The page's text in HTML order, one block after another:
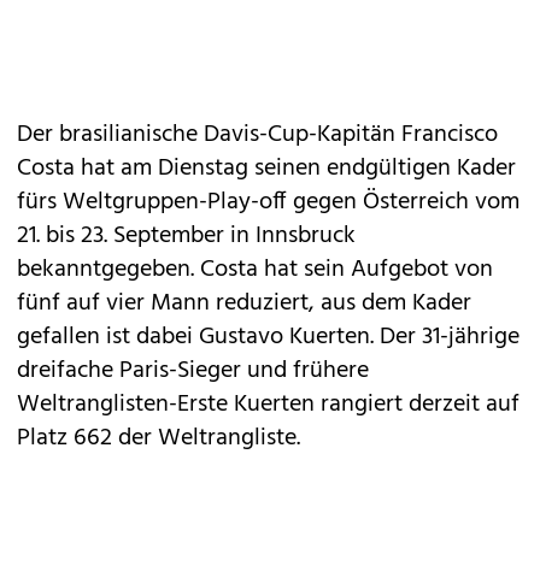
Der brasilianische Davis-Cup-Kapitän Francisco
Costa hat am Dienstag seinen endgültigen Kader
fürs Weltgruppen-Play-off gegen Österreich vom
21. bis 23. September in Innsbruck
bekanntgegeben. Costa hat sein Aufgebot von
fünf auf vier Mann reduziert, aus dem Kader
gefallen ist dabei Gustavo Kuerten. Der 31-jährige
dreifache Paris-Sieger und frühere
Weltranglisten-Erste Kuerten rangiert derzeit auf
Platz 662 der Weltrangliste.